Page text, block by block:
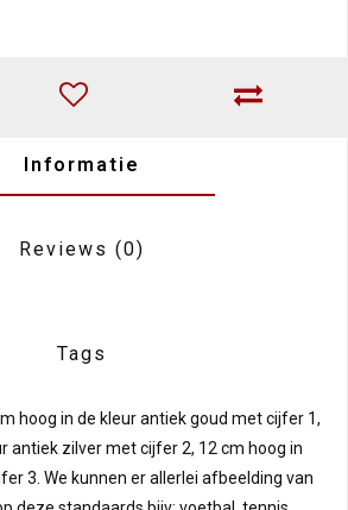
Informatie
Reviews (0)
Tags
hoog in de kleur antiek goud met cijfer 1,
antiek zilver met cijfer 2, 12 cm hoog in
3. We kunnen er allerlei afbeelding van